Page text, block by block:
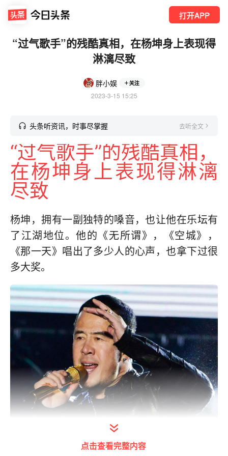
打开APP
“过气歌手”的残酷真相，在杨坤身上表现得
淋漓尽致
胖小娱 关注
2023-3-15 15:25
头条听资讯，时事尽掌握 去听全文
“过气歌手”的残酷真相，
在杨坤身上表现得淋漓
尽致
杨坤，拥有一副独特的嗓音，也让他在乐坛有
了江湖地位。他的《无所谓》，《空城》，
《那一天》唱出了多少人的心声，也拿下过很
多大奖。
点击查看完整内容